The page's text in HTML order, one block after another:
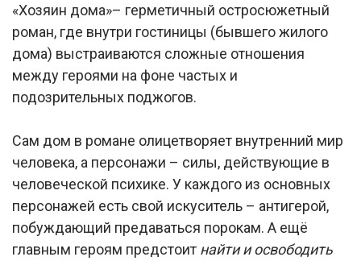
«Хозяин дома»– герметичный остросюжетный
роман, где внутри гостиницы (бывшего жилого
дома) выстраиваются сложные отношения
между героями на фоне частых и
подозрительных поджогов.
Сам дом в романе олицетворяет внутренний мир
человека, а персонажи – силы, действующие в
человеческой психике. У каждого из основных
персонажей есть свой искуситель – антигерой,
побуждающий предаваться порокам. А ещё
главным героям предстоит найти и освободить